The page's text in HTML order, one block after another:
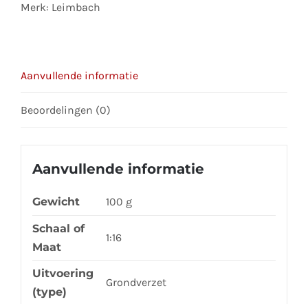
this
Merk: Leimbach
Aanvullende informatie
Beoordelingen (0)
Aanvullende informatie
Gewicht 100 g
Schaal of
Maat
1:16
Uitvoering
(type)
Grondverzet